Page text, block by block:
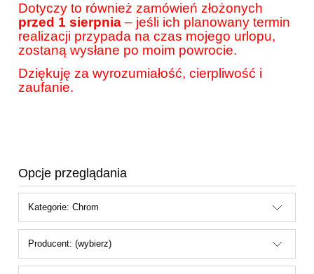
Dotyczy to również zamówień złożonych
przed 1 sierpnia – jeśli ich planowany termin
realizacji przypada na czas mojego urlopu,
zostaną wysłane po moim powrocie.
Dziękuję za wyrozumiałość, cierpliwość i
zaufanie.
Opcje przeglądania
Kategorie: Chrom
Producent: (wybierz)